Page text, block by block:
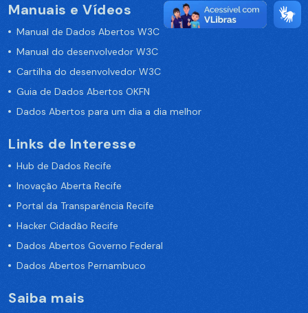
Manuais e Vídeos
Manual de Dados Abertos W3C
Manual do desenvolvedor W3C
Cartilha do desenvolvedor W3C
Guia de Dados Abertos OKFN
Dados Abertos para um dia a dia melhor
Links de Interesse
Hub de Dados Recife
Inovação Aberta Recife
Portal da Transparência Recife
Hacker Cidadão Recife
Dados Abertos Governo Federal
Dados Abertos Pernambuco
Saiba mais